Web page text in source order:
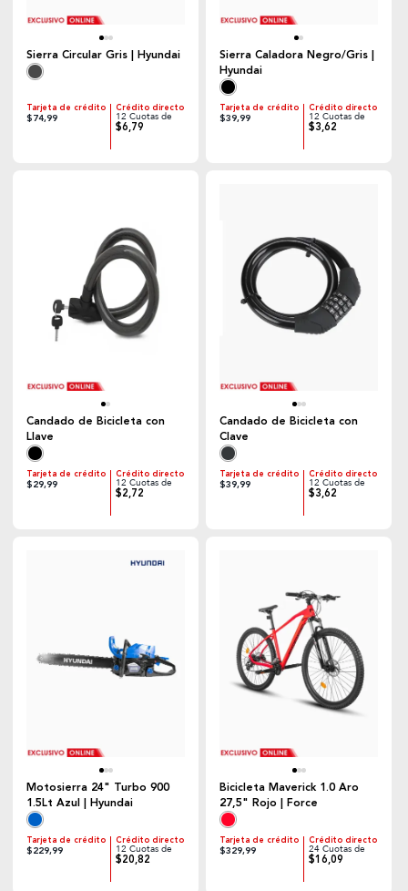
Sierra Circular Gris | Hyundai
Tarjeta de crédito
$74,99
Crédito directo
12 Cuotas de
$6,79
Sierra Caladora Negro/Gris |
Hyundai
Tarjeta de crédito
$39,99
Crédito directo
12 Cuotas de
$3,62
Candado de Bicicleta con
Llave
Tarjeta de crédito
$29,99
Crédito directo
12 Cuotas de
$2,72
Candado de Bicicleta con
Clave
Tarjeta de crédito
$39,99
Crédito directo
12 Cuotas de
$3,62
Motosierra 24" Turbo 900
1.5Lt Azul | Hyundai
Tarjeta de crédito
$229,99
Crédito directo
12 Cuotas de
$20,82
Bicicleta Maverick 1.0 Aro
27,5" Rojo | Force
Tarjeta de crédito
$329,99
Crédito directo
24 Cuotas de
$16,09